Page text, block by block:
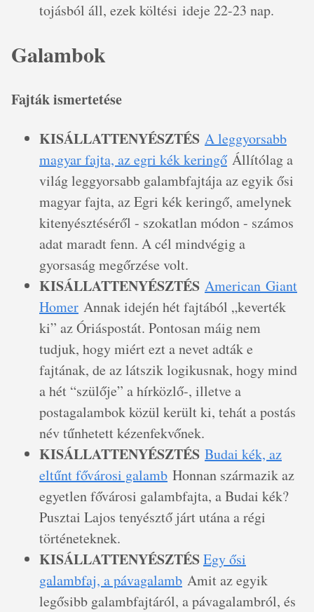
tojásból áll, ezek költési ideje 22-23 nap.
Galambok
Fajták ismertetése
KISÁLLATTENYÉSZTÉS A leggyorsabb
magyar fajta, az egri kék keringő Állítólag a
világ leggyorsabb galambfajtája az egyik ősi
magyar fajta, az Egri kék keringő, amelynek
kitenyésztéséről - szokatlan módon - számos
adat maradt fenn. A cél mindvégig a
gyorsaság megőrzése volt.
KISÁLLATTENYÉSZTÉS American Giant
Homer Annak idején hét fajtából „keverték
ki” az Óriáspostát. Pontosan máig nem
tudjuk, hogy miért ezt a nevet adták e
fajtának, de az látszik logikusnak, hogy mind
a hét “szülője” a hírközlő-, illetve a
postagalambok közül került ki, tehát a postás
név tűnhetett kézenfekvőnek.
KISÁLLATTENYÉSZTÉS Budai kék, az
eltűnt fővárosi galamb Honnan származik az
egyetlen fővárosi galambfajta, a Budai kék?
Pusztai Lajos tenyésztő járt utána a régi
történeteknek.
KISÁLLATTENYÉSZTÉSEgy ősi
galambfaj, a pávagalamb Amit az egyik
legősibb galambfajtáról, a pávagalambról, és